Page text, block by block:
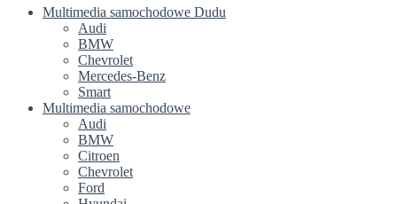
Multimedia samochodowe Dudu
Audi
BMW
Chevrolet
Mercedes-Benz
Smart
Multimedia samochodowe
Audi
BMW
Citroen
Chevrolet
Ford